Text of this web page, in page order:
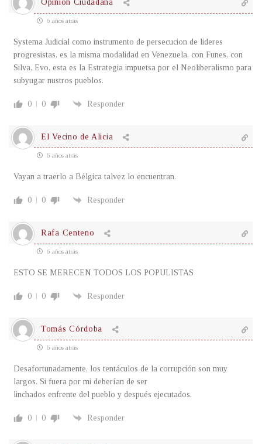
Opinion Ciudadana
6 años atrás
Systema Judicial como instrumento de persecucion de lideres
progresistas, es la misma modalidad en Venezuela, con Funes, con
Silva, Evo, esta es la Estrategia impuetsa por el Neoliberalismo para
subyugar nustros pueblos.
0 0 Responder
El Vecino de Alicia
6 años atrás
Vayan a traerlo a Bélgica talvez lo encuentran.
0 0 Responder
Rafa Centeno
6 años atrás
ESTO SE MERECEN TODOS LOS POPULISTAS
0 0 Responder
Tomás Córdoba
6 años atrás
Desafortunadamente, los tentáculos de la corrupción son muy
largos. Si fuera por mi deberían de ser
linchados enfrente del pueblo y después ejecutados.
0 0 Responder